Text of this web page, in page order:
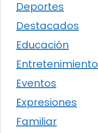
Deportes
Destacados
Educación
Entretenimiento
Eventos
Expresiones
Familiar